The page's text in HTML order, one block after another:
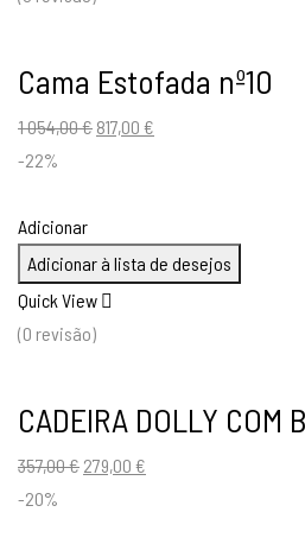
Cama Estofada nº10
1 054,00€ O
1
054,00 €.
817,00 €
817,00 €.
-22%
Adicionar
Adicionar à lista de desejos
Quick View
(0 revisão)
CADEIRA DOLLY COM
357,00€ O
279,00 €
-20%